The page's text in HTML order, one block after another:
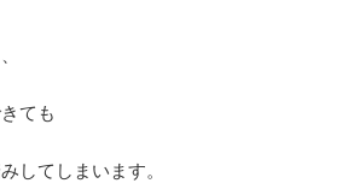
ても
してしまいます。